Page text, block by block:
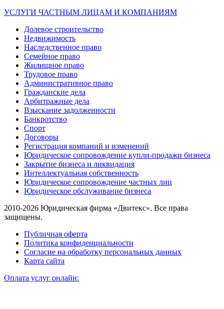
УСЛУГИ ЧАСТНЫМ ЛИЦАМ И КОМПАНИЯМ
Долевое строительство
Недвижимость
Наследственное право
Семейное право
Жилищное право
Трудовое право
Административное право
Гражданские дела
Арбитражные дела
Взыскание задолженности
Банкротство
Спорт
Договоры
Регистрация компаний и изменений
Юридическое сопровождение купли-продажи бизнеса
Закрытие бизнеса и ликвидация
Интеллектуальная собственность
Юридическое сопровождение частных лиц
Юридическое обслуживание бизнеса
2010-2026 Юридическая фирма «Двитекс». Все права
защищены.
Публичная оферта
Политика конфиденциальности
Согласие на обработку персональных данных
Карта сайта
Оплата услуг онлайн: